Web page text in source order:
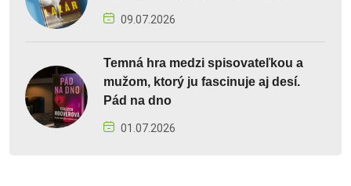
09.07.2026
Temná hra medzi spisovateľkou a
mužom, ktorý ju fascinuje aj desí.
Pád na dno
01.07.2026